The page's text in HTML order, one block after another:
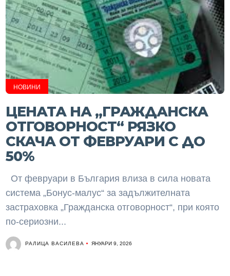
НОВИНИ
ЦЕНАТА НА „ГРАЖДАНСКА
ОТГОВОРНОСТ“ РЯЗКО
СКАЧА ОТ ФЕВРУАРИ С ДО
50%
От февруари в България влиза в сила новата
система „Бонус-малус“ за задължителната
застраховка „Гражданска отговорност“, при която
по-сериозни...
РАЛИЦА ВАСИЛЕВА ЯНУАРИ 9, 2026